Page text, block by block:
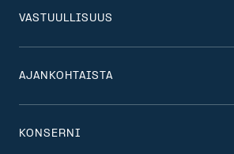
VASTUULLISUUS
AJANKOHTAISTA
KONSERNI